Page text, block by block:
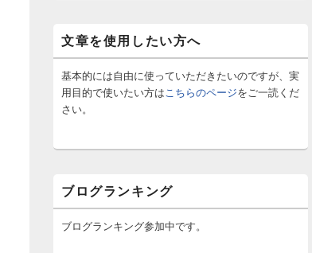
文章を使用したい方へ
基本的には自由に使っていただきたいのですが、実
用目的で使いたい方は こちらのページをご一読くだ
さい。
ブログランキング
ブログランキング参加中です。